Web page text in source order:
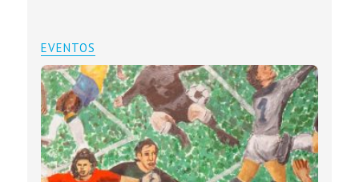
EVENTOS